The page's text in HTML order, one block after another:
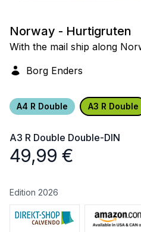
Norway - Hurtigruten
With the mail ship along
Borg Enders
A4 R Double A3 R Double
A3 R Double Double-DIN
49,99 €
Edition 2026